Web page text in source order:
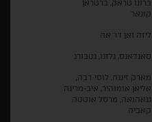
ברונו טראק, ברטראן
קונאר
ליזה ואן דר אה
סאנדאנס, גלזגו, גטבורג
מארק זינגה, לוסי דבה,
אליאן אומוהיר, איב-מרינה
גנאהואה, מרסל אוטטה
קאביה